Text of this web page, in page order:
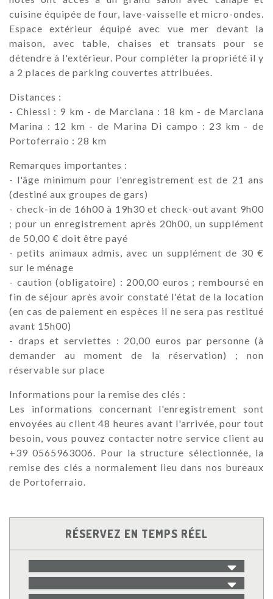
cuisine équipée de four, lave-vaisselle et micro-ondes.
Espace extérieur équipé avec vue mer devant la
maison, avec table, chaises et transats pour se
détendre à l'extérieur. Pour compléter la propriété il y
a 2 places de parking couvertes attribuées.
Distances :
- Chiessi : 9 km - de Marciana : 18 km - de Marciana
Marina : 12 km - de Marina Di campo : 23 km - de
Portoferraio : 28 km
Remarques importantes :
- l'âge minimum pour l'enregistrement est de 21 ans
(destiné aux groupes de gars)
- check-in de 16h00 à 19h30 et check-out avant 9h00
; pour un enregistrement après 20h00, un supplément
de 50,00 € doit être payé
- petits animaux admis, avec un supplément de 30 €
sur le ménage
- caution (obligatoire) : 200,00 euros ; remboursé en
fin de séjour après avoir constaté l'état de la location
(en cas de paiement en espèces il ne sera pas restitué
avant 15h00)
- draps et serviettes : 20,00 euros par personne (à
demander au moment de la réservation) ; non
réservable sur place
Informations pour la remise des clés :
Les informations concernant l'enregistrement sont
envoyées au client 48 heures avant l'arrivée, pour tout
besoin, vous pouvez contacter notre service client au
+39 0565963006. Pour la structure sélectionnée, la
remise des clés a normalement lieu dans nos bureaux
de Portoferraio.
RÉSERVEZ EN TEMPS RÉEL